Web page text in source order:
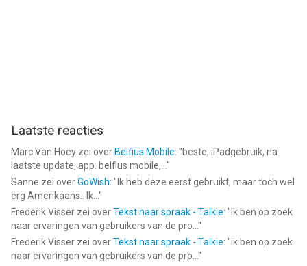
Laatste reacties
Marc Van Hoey zei over Belfius Mobile: "beste, iPadgebruik, na
laatste update, app. belfius mobile,... "
Sanne zei overGoWish: " Ik heb deze eerst gebruikt, maar toch wel
erg Amerikaans.. Ik... "
Frederik Visser zei overTekst naar spraak - Talkie: " Ik ben op zoek
naar ervaringen van gebruikers van de pro... "
Frederik Visser zei overTekst naar spraak - Talkie: " Ik ben op zoek
naar ervaringen van gebruikers van de pro... "